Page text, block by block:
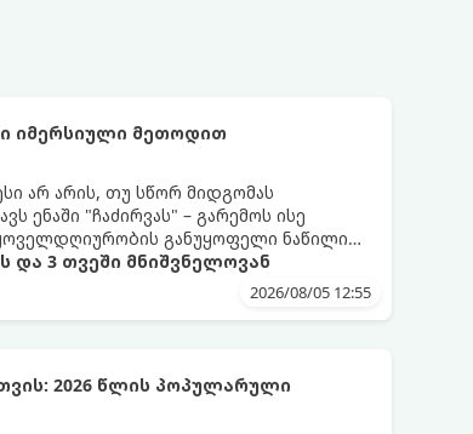
იმერსიული მეთოდით
არ არის, თუ სწორ მიდგომას
ენაში "ჩაძირვას" – გარემოს ისე
განუყოფელი ნაწილი
და 3 თვეში მნიშვნელოვან
2026/08/05 12:55
2026 წლის პოპულარული